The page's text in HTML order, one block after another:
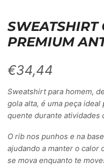
SWEATSHIRT
PREMIUM
€34,44
Sweatshirt para homem,
gola alta, é uma peça
quente durante atividades
O rib nos punhos e na
ajudando a manter o calor
se mova enquanto te